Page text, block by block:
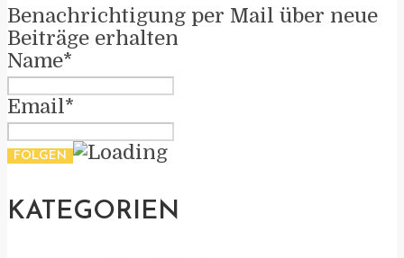
Benachrichtigung per Mail über neue
Beiträge erhalten
Name*
Email*
KATEGORIEN